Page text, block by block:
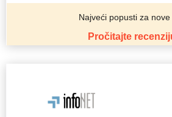
Najveći popusti za
Pročitajte